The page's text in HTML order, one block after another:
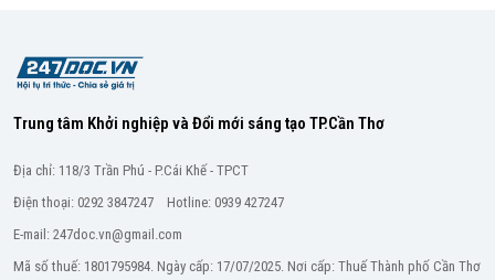
Trung tâm Khởi nghiệp và Đổi mới sáng tạo TP.Cần Thơ
Địa chỉ: 118/3 Trần Phú - P.Cái Khế - TPCT
Điện thoại: 0292 3847247 Hotline: 0939 427247
E-mail: 247doc.vn@gmail.com
Mã số thuế: 1801795984. Ngày cấp: 17/07/2025. Nơi cấp: Thuế Thành phố Cần Thơ